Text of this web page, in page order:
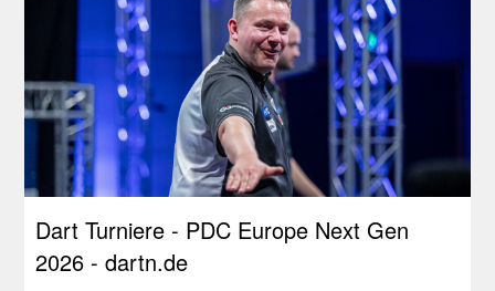
Dart Turniere - PDC Europe Next Gen
2026 - dartn.de